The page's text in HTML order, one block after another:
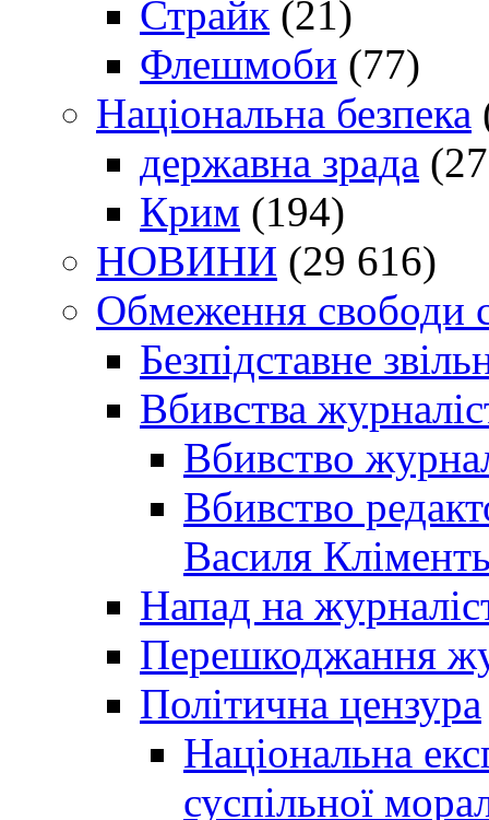
Страйк (21)
Флешмоби (77)
Національна безпека
державна зрада
Крим (194)
НОВИНИ (29 616)
Обмеження свободи
Безпідставне
Вбивства
Вбивство
Вбивство
Василя
Напад на
Перешкоджання
Політична цензура
Національна
суспільної